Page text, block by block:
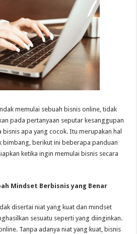
memulai sebuah bisnis online, tidak
pada pertanyaan seputar kesanggupan
apa yang cocok. Itu merupakan hal
bimbang, berikut ini beberapa panduan
ketika ingin memulai bisnis secara
Mindset Berbisnis yang Benar
disertai niat yang kuat dan mindset
sesuatu seperti yang diinginkan.
Tanpa adanya niat yang kuat, bisnis